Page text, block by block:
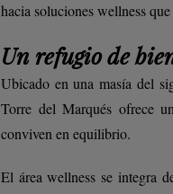
hacia soluciones wellness
Un refugio de
Ubicado en una masía del
Torre del Marqués ofrece
conviven en equilibrio.
El área wellness se integra